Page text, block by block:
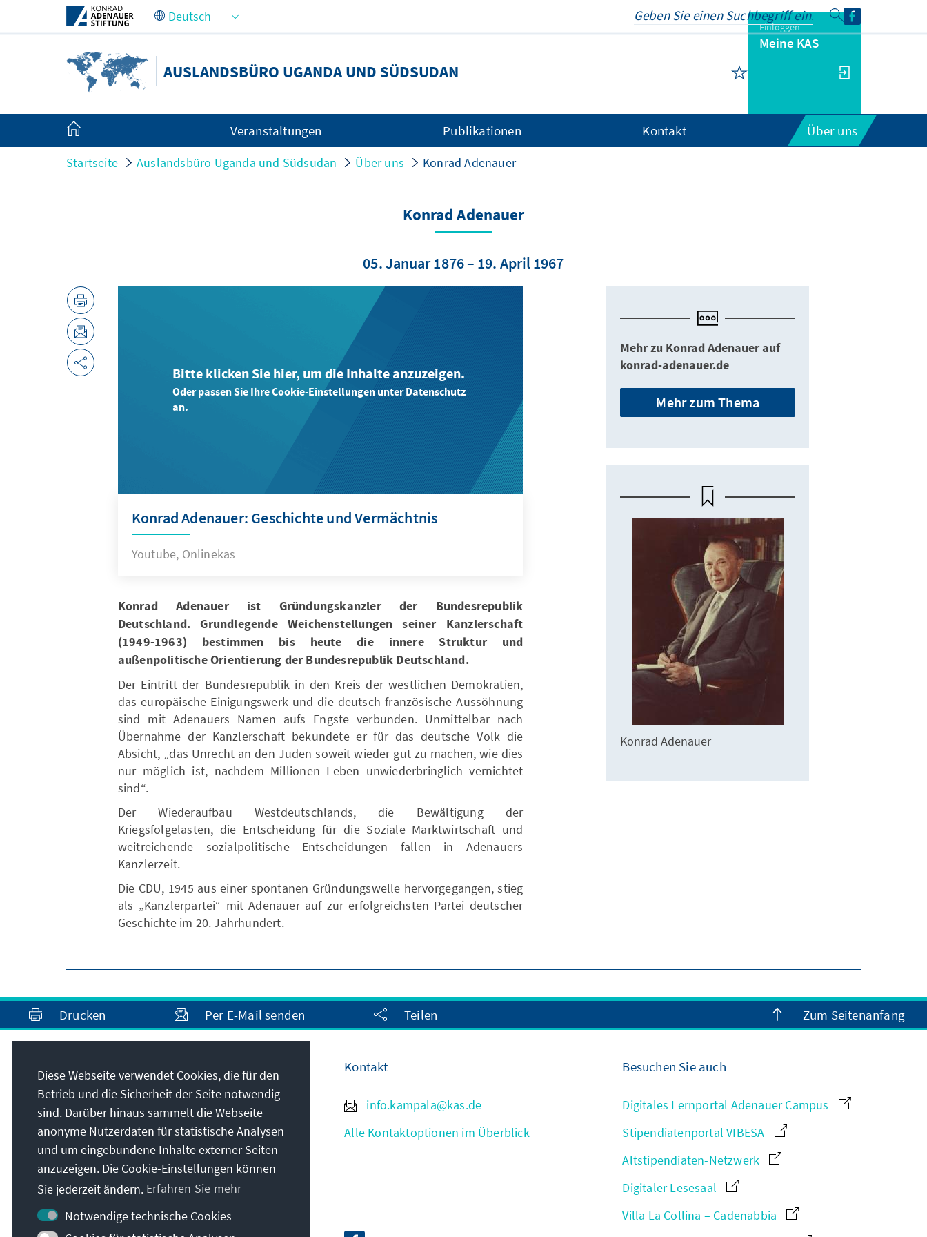
Zum Hauptinhalt springen
AUSLANDSBÜRO UGANDA UND SÜDSUDAN
Einloggen
Meine KAS
Veranstaltungen Publikationen Kontakt Über uns
Startseite Auslandsbüro Uganda und Südsudan Über uns Konrad Adenauer
Konrad Adenauer
05. Januar 1876 – 19. April 1967
Bitte klicken Sie hier, um die Inhalte anzuzeigen.
Oder passen Sie Ihre Cookie-Einstellungen unter Datenschutz
an.
Konrad Adenauer: Geschichte und Vermächtnis
Youtube, Onlinekas
Konrad Adenauer ist Gründungskanzler der Bundesrepublik
Deutschland. Grundlegende Weichenstellungen seiner Kanzlerschaft
(1949-1963) bestimmen bis heute die innere Struktur und
außenpolitische Orientierung der Bundesrepublik Deutschland.
Der Eintritt der Bundesrepublik in den Kreis der westlichen Demokratien,
das europäische Einigungswerk und die deutsch-französische Aussöhnung
sind mit Adenauers Namen aufs Engste verbunden. Unmittelbar nach
Übernahme der Kanzlerschaft bekundete er für das deutsche Volk die
Absicht, „das Unrecht an den Juden soweit wieder gut zu machen, wie dies
nur möglich ist, nachdem Millionen Leben unwiederbringlich vernichtet
sind“.
Der Wiederaufbau Westdeutschlands, die Bewältigung der
Kriegsfolgelasten, die Entscheidung für die Soziale Marktwirtschaft und
weitreichende sozialpolitische Entscheidungen fallen in Adenauers
Kanzlerzeit.
Die CDU, 1945 aus einer spontanen Gründungswelle hervorgegangen, stieg
als „Kanzlerpartei“ mit Adenauer auf zur erfolgreichsten Partei deutscher
Geschichte im 20. Jahrhundert.
Mehr zu Konrad Adenauer auf
konrad-adenauer.de
Mehr zum Thema
Konrad Adenauer
Drucken Per E-Mail senden Teilen Zum Seitenanfang
Anschrift
Konrad-Adenauer-Stiftung e.V.
Auslandsbüro Uganda und Südsudan
51 A, Prince Charles Drive, Kololo
P.O. Box 647Kampala
Uganda
Kontakt
info.kampala@kas.de
Alle Kontaktoptionen im Überblick
Besuchen Sie auch
Digitales Lernportal Adenauer Campus
Stipendiatenportal VIBESA
Altstipendiaten-Netzwerk
Digitaler Lesesaal
Villa La Collina – Cadenabbia
Diese Webseite verwendet Cookies, die für den
Betrieb und die Sicherheit der Seite notwendig
sind. Darüber hinaus sammelt die Webseite
anonyme Nutzerdaten für statistische Analysen
und um eingebundene Inhalte externer Seiten
anzuzeigen. Die Cookie-Einstellungen können
Sie jederzeit ändern. Erfahren Sie mehr
Notwendige technische Cookies